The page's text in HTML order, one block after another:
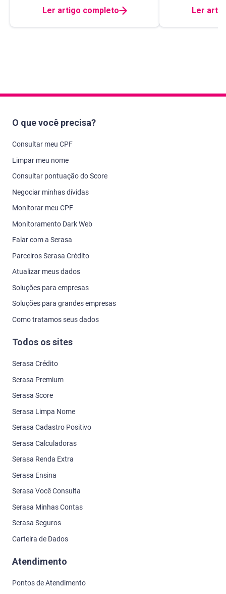
Ler artigo completo Ler
O que você precisa?
Consultar meu CPF
Limpar meu nome
Consultar pontuação do Score
Negociar minhas dívidas
Monitorar meu CPF
Monitoramento Dark Web
Falar com a Serasa
Parceiros Serasa Crédito
Atualizar meus dados
Soluções para empresas
Soluções para grandes empresas
Como tratamos seus dados
Todos os sites
Serasa Crédito
Serasa Premium
Serasa Score
Serasa Limpa Nome
Serasa Cadastro Positivo
Serasa Calculadoras
Serasa Renda Extra
Serasa Ensina
Serasa Você Consulta
Serasa Minhas Contas
Serasa Seguros
Carteira de Dados
Atendimento
Pontos de Atendimento